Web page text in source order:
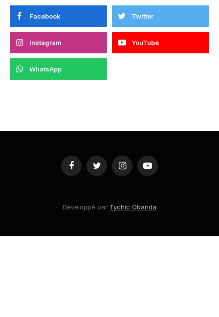
Facebook Twitter
Instagram YouTube
WhatsApp
FacebookTwitter InstagramYouTube
Développé par Tychic Obanda